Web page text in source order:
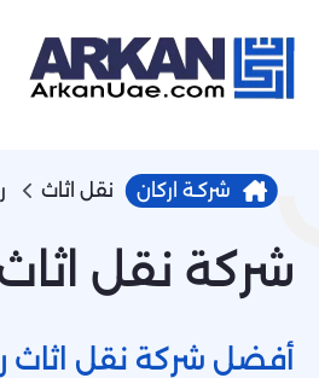
شركـة اركان نقل اثاث
شركة نقل
أفضل شركة نقل اثاث